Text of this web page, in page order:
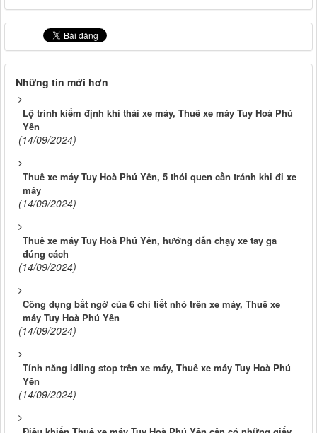
Những tin mới hơn
Lộ trình kiểm định khí thải xe máy, Thuê xe máy Tuy Hoà Phú
Yên
(14/09/2024)
Thuê xe máy Tuy Hoà Phú Yên, 5 thói quen cần tránh khi đi xe
máy
(14/09/2024)
Thuê xe máy Tuy Hoà Phú Yên, hướng dẫn chạy xe tay ga
đúng cách
(14/09/2024)
Công dụng bất ngờ của 6 chi tiết nhỏ trên xe máy, Thuê xe
máy Tuy Hoà Phú Yên
(14/09/2024)
Tính năng idling stop trên xe máy, Thuê xe máy Tuy Hoà Phú
Yên
(14/09/2024)